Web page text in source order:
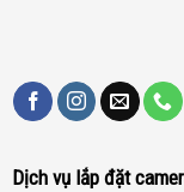
Dịch vụ lắp đặt